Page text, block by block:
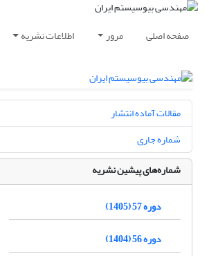
صفحه اصلی مرور اطلاعات نشریه
مقالات آماده انتشار
شماره جاری
شماره‌های پیشین نشریه
دوره 57 (1405)
دوره 56 (1404)